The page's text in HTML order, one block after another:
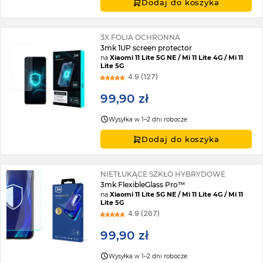
Dodaj do koszyka
3X FOLIA OCHRONNA
3mk 1UP screen protector
naXiaomi 11 Lite 5G NE / Mi 11 Lite 4G / Mi 11
Lite 5G
4.9 (127)
99,90 zł
Wysyłka w 1–2 dni robocze
Dodaj do koszyka
NIETŁUKĄCE SZKŁO HYBRYDOWE
3mk FlexibleGlass Pro™
naXiaomi 11 Lite 5G NE / Mi 11 Lite 4G / Mi 11
Lite 5G
4.9 (267)
99,90 zł
Wysyłka w 1–2 dni robocze